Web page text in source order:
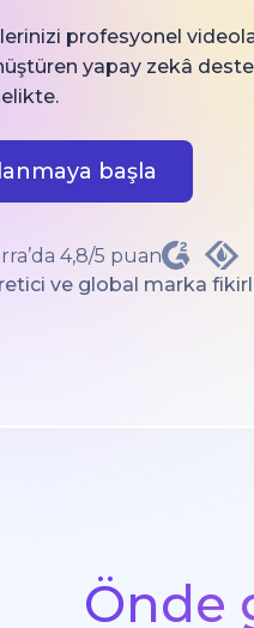
profesyonel
yapay zekâ
başla
4,8/5 puan
ve global marka
Önde